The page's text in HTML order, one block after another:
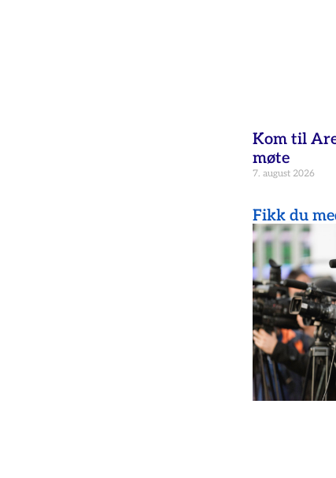
Kom til
møte
7. august 2026
Fikk du